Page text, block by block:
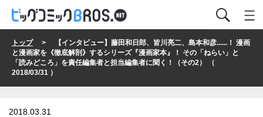
トップ> 【インタビュー】藤田和日郎、皆川亮二、島本和彦......！ 漫画
と漫画家を《徹底解剖》するシリーズ『漫画家本』！ その「ねらい」と
「読みどころ」を責任編集者と担当編集者に聞く！（その2） （
2018/03/31 ）
2018.03.31